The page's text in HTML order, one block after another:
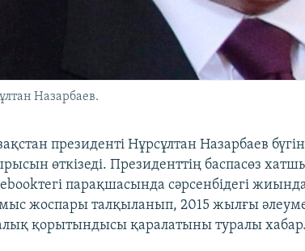
Назарбаев.
президенті Нұрсұлтан Назарбаев
өткізеді. Президенттің баспасөз
парақшасында сәрсенбідегі
жоспары талқыланып, 2015 жылғы
қорытындысы қаралатыны туралы